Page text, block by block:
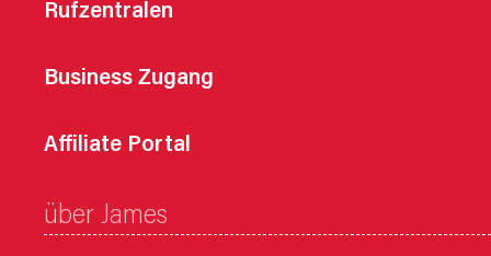
Rufzentralen
Business Zugang
Affiliate Portal
über James